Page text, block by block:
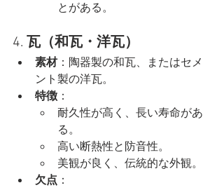
とがある。
4. 瓦（和瓦・洋瓦）
素材：陶器製の和瓦、またはセメ
ント製の洋瓦。
特徴：
耐久性が高く、長い寿命があ
る。
高い断熱性と防音性。
美観が良く、伝統的な外観。
欠点 ：